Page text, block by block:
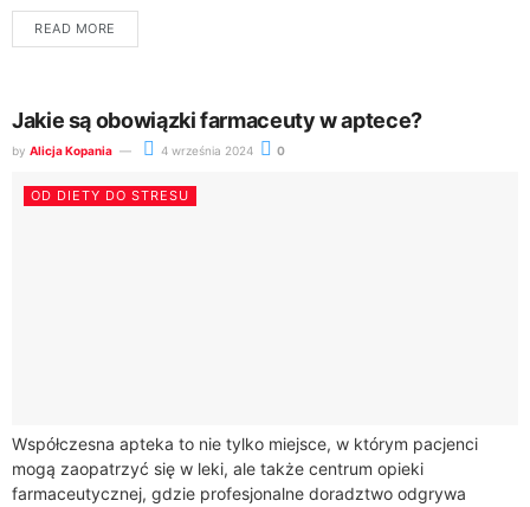
protez zębowych. Pacjenci mogą obecnie korzystać z
rozwiązań,...
READ MORE
Jakie są obowiązki farmaceuty w aptece?
by Alicja Kopania 4 września 2024 0
OD DIETY DO STRESU
Współczesna apteka to nie tylko miejsce, w którym pacjenci
mogą zaopatrzyć się w leki, ale także centrum opieki
farmaceutycznej, gdzie profesjonalne doradztwo odgrywa